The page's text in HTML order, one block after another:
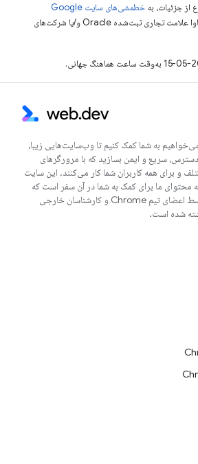
از جزئیات، به
خطمشی‌های سایت Google
مراجعه کنید. جاوا علامت تجاری ثبت‌شده Oracle و/یا شرکت‌های
به شما کمک کنیم تا وب‌سایت‌هایی زیبا،
سریع و ایمن بسازید که با مرورگرهای
و برای همه کاربران شما کار می‌کنند. این سایت
محتوای ما برای کمک به شما در آن سفر است که
توسط اعضای تیم Chrome و کارشناسان خارجی
شده است.